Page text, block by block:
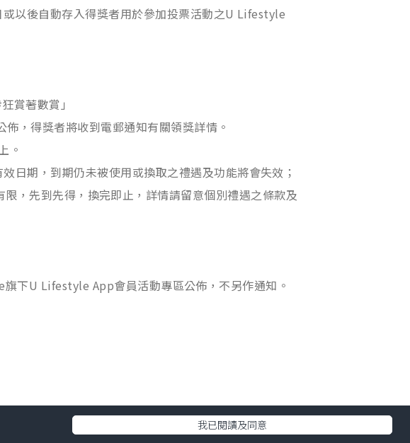
以後自動存入得獎者用於參加投票活動之U Lifestyle
賞著數賞」
，得獎者將收到電郵通知有關領獎詳情。
。
日期，到期仍未被使用或換取之禮遇及功能將會失效；
，先到先得，換完即止，詳情請留意個別禮遇之條款及
下U Lifestyle App會員活動專區公佈，不另作通知。
我已閱讀及同意